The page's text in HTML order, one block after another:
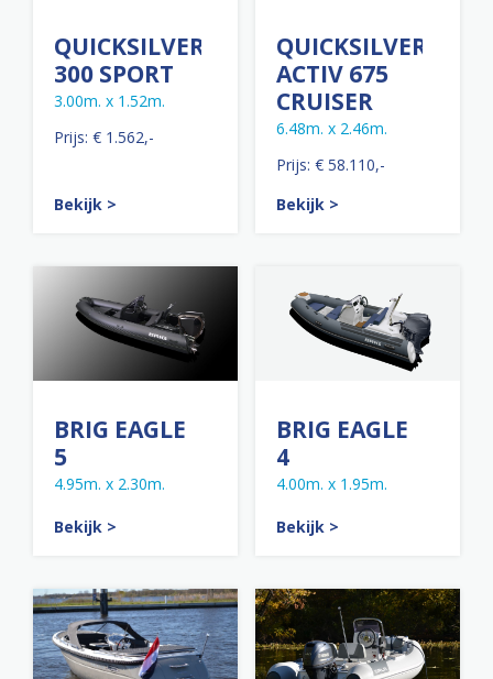
QUICKSILVER
300 SPORT
3.00m. x 1.52m.
Prijs: € 1.562,-
Bekijk >
QUICKSILVER
ACTIV 675
CRUISER
6.48m. x 2.46m.
Prijs: € 58.110,-
Bekijk >
BRIG EAGLE
5
4.95m. x 2.30m.
Bekijk >
BRIG EAGLE
4
4.00m. x 1.95m.
Bekijk >